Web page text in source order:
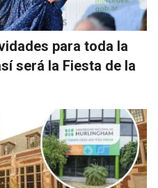
para toda la
será la Fiesta de la